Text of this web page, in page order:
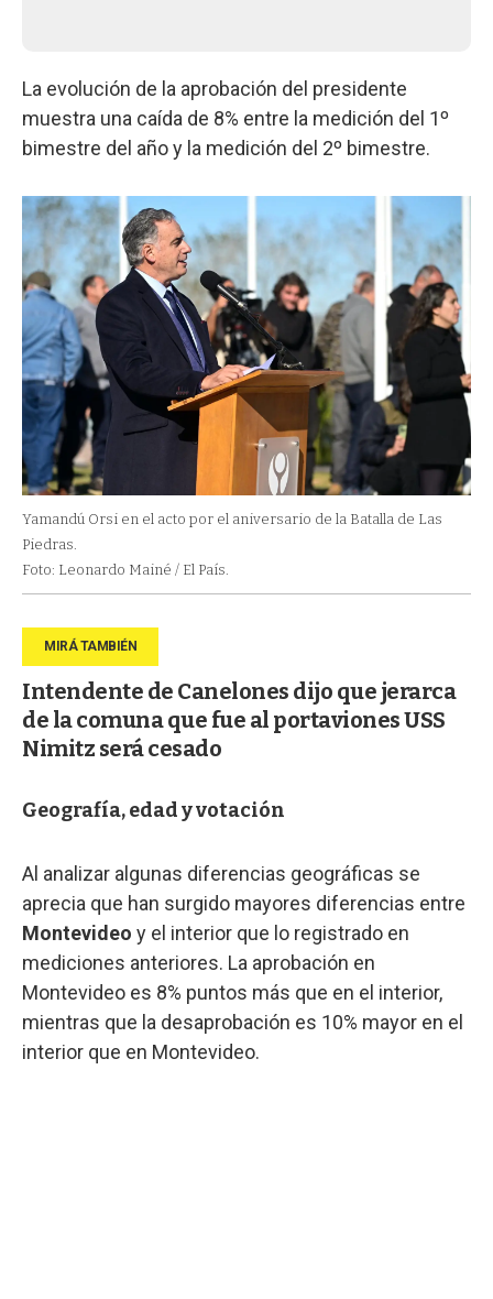
La evolución de la aprobación del presidente
muestra una caída de 8% entre la medición del 1º
bimestre del año y la medición del 2º bimestre.
Yamandú Orsi en el acto por el aniversario de la Batalla de Las
Piedras.
Foto: Leonardo Mainé / El País.
Intendente de Canelones dijo que jerarca
de la comuna que fue al portaviones USS
Nimitz será cesado
Geografía, edad y votación
Al analizar algunas diferencias geográficas se
aprecia que han surgido mayores diferencias entre
Montevideo y el interior que lo registrado en
mediciones anteriores. La aprobación en
Montevideo es 8% puntos más que en el interior,
mientras que la desaprobación es 10% mayor en el
interior que en Montevideo.